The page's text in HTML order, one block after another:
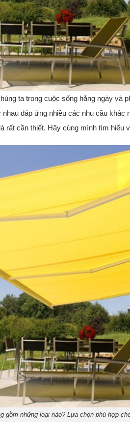
ta trong cuộc sống hằng ngày và
đáp ứng nhiều các nhu cầu
rất cần thiết. Hãy cùng mình tìm hiểu
gồm những loại nào? Lựa chọn phù hợp